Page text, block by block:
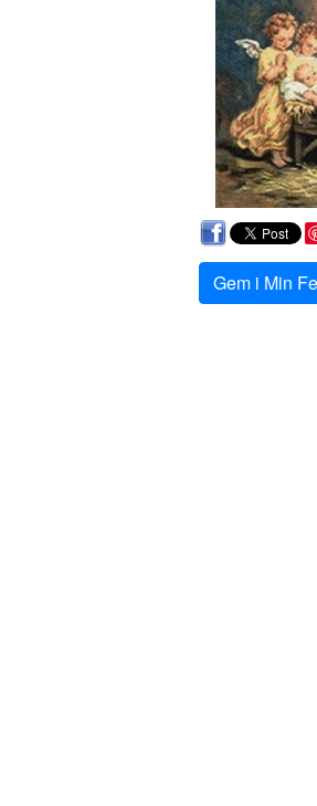
Gem i Min